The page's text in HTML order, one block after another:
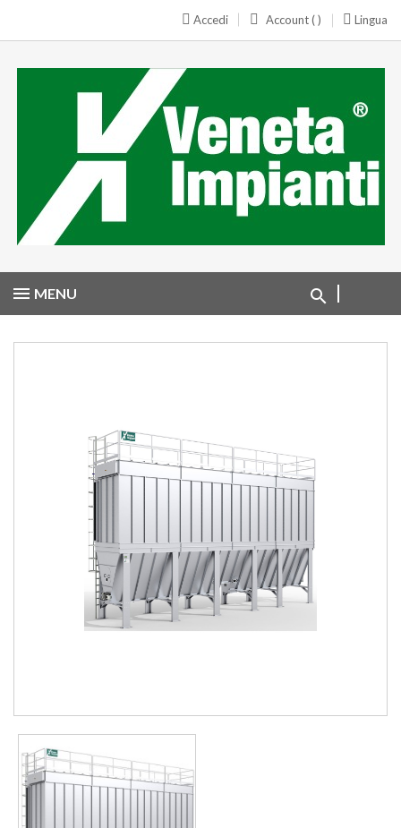
Lingua
Account ( )
Accedi
MENU